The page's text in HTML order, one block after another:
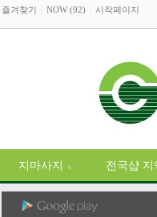
즐겨찾기 NOW (92) 시작페이지
지마사지 ∨ 전국샵 지